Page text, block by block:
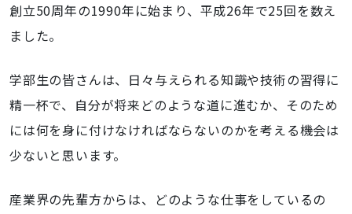
創立50周年の1990年に始まり、平成26年で25回を数え
ました。
学部生の皆さんは、日々与えられる知識や技術の習得に
精一杯で、自分が将来どのような道に進むか、そのため
には何を身に付けなければならないのかを考える機会は
少ないと思います。
産業界の先輩方からは、どのような仕事をしているの